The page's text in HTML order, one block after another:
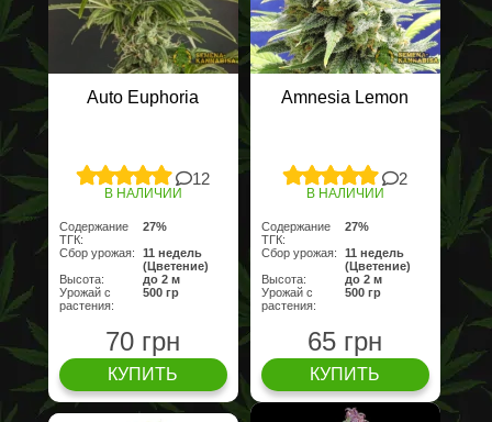
Auto Euphoria
12
В НАЛИЧИИ
Содержание
ТГК:
27%
Сбор урожая:
11 недель
(Цветение)
Высота:
до 2 м
Урожай с
растения:
500 гр
70 грн
КУПИТЬ
Amnesia Lemon
2
В НАЛИЧИИ
Содержание
ТГК:
27%
Сбор урожая:
11 недель
(Цветение)
Высота:
до 2 м
Урожай с
растения:
500 гр
65 грн
КУПИТЬ